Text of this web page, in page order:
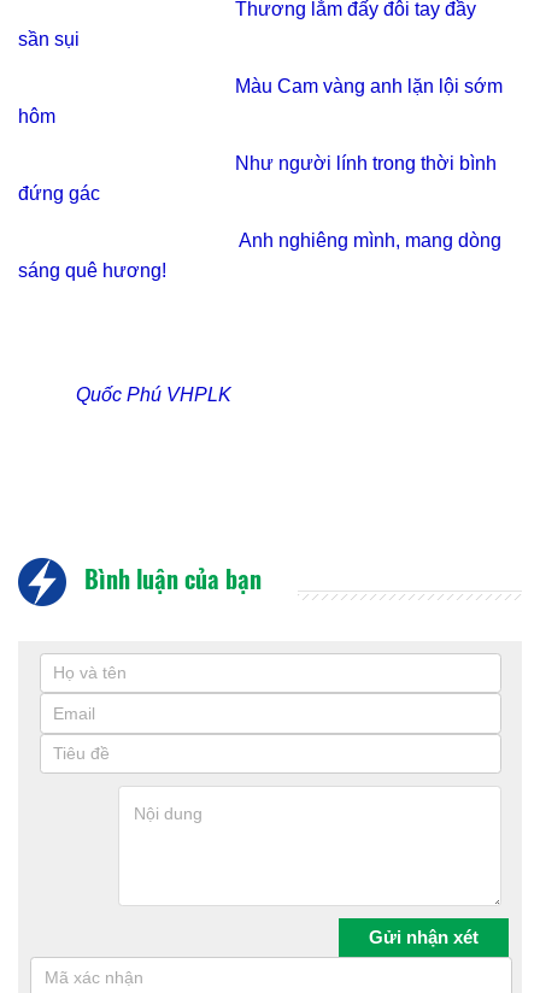
Thương lắm đấy đôi tay đầy
sần sụi
Màu Cam vàng anh lặn lội sớm
hôm
Như người lính trong thời bình
đứng gác
Anh nghiêng mình, mang dòng
sáng quê hương!
Quốc Phú VHPLK
Bình luận của bạn